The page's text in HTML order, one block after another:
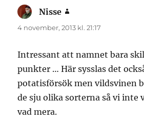
Nisse
4 november, 2013 kl. 21:17
Intressant att namnet bara
punkter … Här sysslas det
potatisförsök men vildsvinen
de sju olika sorterna så vi inte
vad mera.